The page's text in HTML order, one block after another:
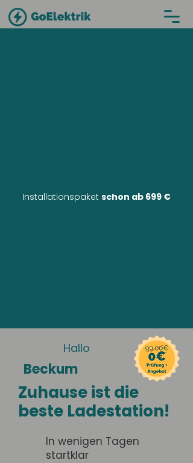
Installationspaket schon ab 699 €
Hallo
Beckum
Zuhause ist die
beste Ladestation!
In wenigen Tagen
startklar